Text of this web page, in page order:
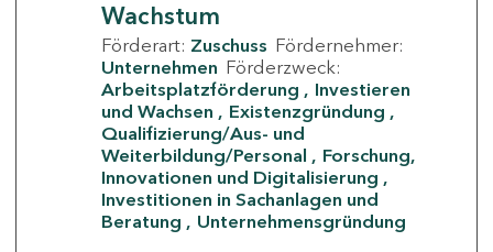
Wachstum
Förderart: Zuschuss Fördernehmer:
Unternehmen Förderzweck:
Arbeitsplatzförderung
Investieren
und Wachsen
Existenzgründung
Qualifizierung/Aus- und
Weiterbildung/Personal
Forschung,
Innovationen und Digitalisierung
Investitionen in Sachanlagen und
Beratung
Unternehmensgründung